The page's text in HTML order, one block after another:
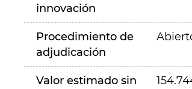
innovación
Procedimiento de
adjudicación
Valor estimado sin